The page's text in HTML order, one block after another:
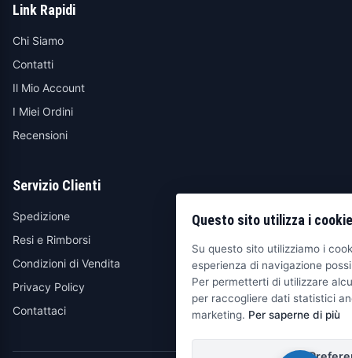
Link Rapidi
Chi Siamo
Contatti
Il Mio Account
I Miei Ordini
Recensioni
Servizio Clienti
Spedizione
Resi e Rimborsi
Condizioni di Vendita
Privacy Policy
Contattaci
Questo sito utilizza i cookie
Su questo sito utilizziamo i
esperienza di navigazione
Per permetterti di utilizzare
per raccogliere dati statistici
marketing. Per saperne di più